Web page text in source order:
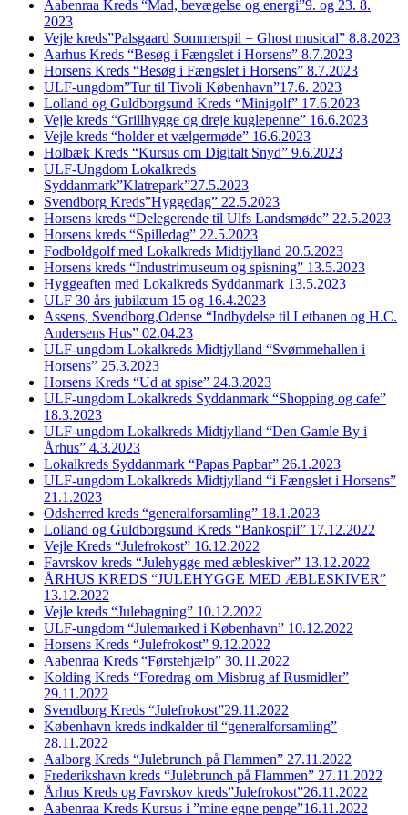
Aabenraa Kreds “Mad, bevægelse og energi”9. og 23. 8.
2023
Vejle kreds”Palsgaard Sommerspil = Ghost musical” 8.8.2023
Aarhus Kreds “Besøg i Fængslet i Horsens” 8.7.2023
Horsens Kreds “Besøg i Fængslet i Horsens” 8.7.2023
ULF-ungdom”Tur til Tivoli København”17.6. 2023
Lolland og Guldborgsund Kreds “Minigolf” 17.6.2023
Vejle kreds “Grillhygge og dreje kuglepenne” 16.6.2023
Vejle kreds “holder et vælgermøde” 16.6.2023
Holbæk Kreds “Kursus om Digitalt Snyd” 9.6.2023
ULF-Ungdom Lokalkreds
Syddanmark”Klatrepark”27.5.2023
Svendborg Kreds”Hyggedag” 22.5.2023
Horsens kreds “Delegerende til Ulfs Landsmøde” 22.5.2023
Horsens kreds “Spilledag” 22.5.2023
Fodboldgolf med Lokalkreds Midtjylland 20.5.2023
Horsens kreds “Industrimuseum og spisning” 13.5.2023
Hyggeaften med Lokalkreds Syddanmark 13.5.2023
ULF 30 års jubilæum 15 og 16.4.2023
Assens, Svendborg,Odense “Indbydelse til Letbanen og H.C.
Andersens Hus” 02.04.23
ULF-ungdom Lokalkreds Midtjylland “Svømmehallen i
Horsens” 25.3.2023
Horsens Kreds “Ud at spise” 24.3.2023
ULF-ungdom Lokalkreds Syddanmark “Shopping og cafe”
18.3.2023
ULF-ungdom Lokalkreds Midtjylland “Den Gamle By i
Århus” 4.3.2023
Lokalkreds Syddanmark “Papas Papbar” 26.1.2023
ULF-ungdom Lokalkreds Midtjylland “i Fængslet i Horsens”
21.1.2023
Odsherred kreds “generalforsamling” 18.1.2023
Lolland og Guldborgsund Kreds “Bankospil” 17.12.2022
Vejle Kreds “Julefrokost” 16.12.2022
Favrskov kreds “Julehygge med æbleskiver” 13.12.2022
ÅRHUS KREDS “JULEHYGGE MED ÆBLESKIVER”
13.12.2022
Vejle kreds “Julebagning” 10.12.2022
ULF-ungdom “Julemarked i København” 10.12.2022
Horsens Kreds “Julefrokost” 9.12.2022
Aabenraa Kreds “Førstehjælp” 30.11.2022
Kolding Kreds “Foredrag om Misbrug af Rusmidler”
29.11.2022
Svendborg Kreds “Julefrokost”29.11.2022
København kreds indkalder til “generalforsamling”
28.11.2022
Aalborg Kreds “Julebrunch på Flammen” 27.11.2022
Frederikshavn kreds “Julebrunch på Flammen” 27.11.2022
Århus Kreds og Favrskov kreds”Julefrokost”26.11.2022
Aabenraa Kreds Kursus i ”mine egne penge”16.11.2022